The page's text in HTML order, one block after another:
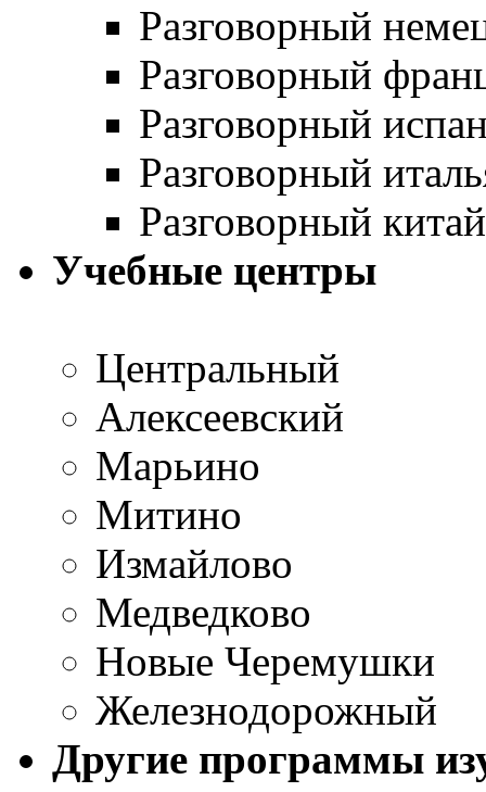
Разговорный
Разговорный
Разговорный
Разговорный
Разговорный
Учебные центры
Центральный
Алексеевский
Марьино
Митино
Измайлово
Медведково
Новые Черемушки
Железнодорожный
Другие программы